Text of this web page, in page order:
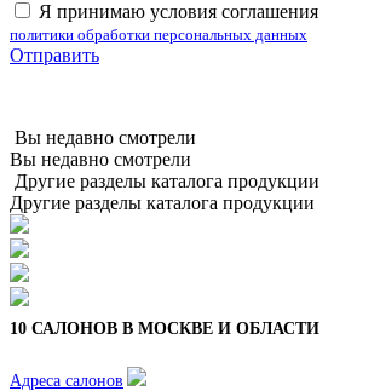
Я принимаю условия соглашения
политики обработки персональных данных
Отправить
Вы недавно смотрели
Вы недавно смотрели
Другие разделы каталога продукции
Другие разделы каталога продукции
10 САЛОНОВ В МОСКВЕ И ОБЛАСТИ
Адреса салонов